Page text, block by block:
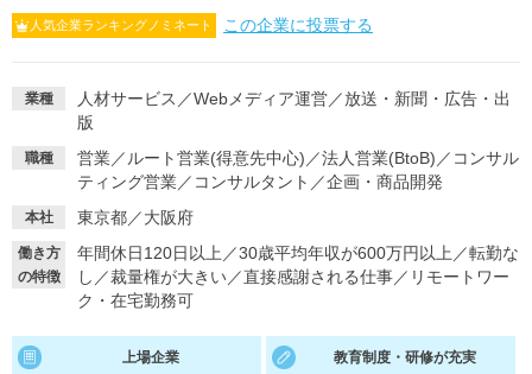
就活ノウハウ・サポート
就活支援
就活ノウハウが満載！
就活コラム
適職診断
あなたに合う仕事を診断！
就活チャンネル
就活ニュースペーパー よくある質問
人気企業ランキングノミネート この企業に投票する
業種 人材サービス ／Webメディア運営／放送・新聞・広告・出
版
職種 営業／ ルート営業(得意先中心) ／法人営業(BtoB) ／ コンサル
ティング営業／ コンサルタント ／企画・商品開発
本社 東京都／大阪府
働き方
の特徴
年間休日120日以上 ／30歳平均年収が600万円以上 ／転勤な
し ／裁量権が大きい／直接感謝される仕事／ リモートワー
ク・在宅勤務可
上場企業 教育制度・研修が充実